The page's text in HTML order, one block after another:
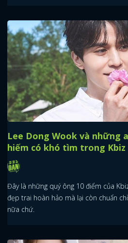
Lee Dong Wook và những
hiếm có khó tìm trong Kbiz
Đây là những quý ông 10 điểm của
đẹp trai hoàn hảo mà lại còn chuẩn
nữa chứ.